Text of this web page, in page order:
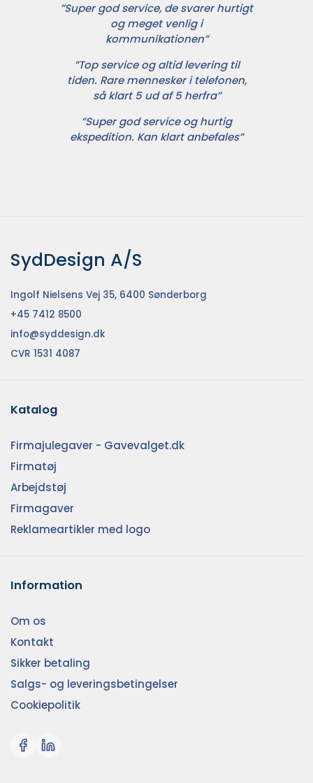
”Super god service, de svarer hurtigt
og meget venlig i
kommunikationen”
”Top service og altid levering til
tiden. Rare mennesker i telefonen,
så klart 5 ud af 5 herfra”
”Super god service og hurtig
ekspedition. Kan klart anbefales”
SydDesign A/S
Ingolf Nielsens Vej 35, 6400 Sønderborg
+45 7412 8500
info@syddesign.dk
CVR 1531 4087
Katalog
Firmajulegaver - Gavevalget.dk
Firmatøj
Arbejdstøj
Firmagaver
Reklameartikler med logo
Information
Om os
Kontakt
Sikker betaling
Salgs- og leveringsbetingelser
Cookiepolitik